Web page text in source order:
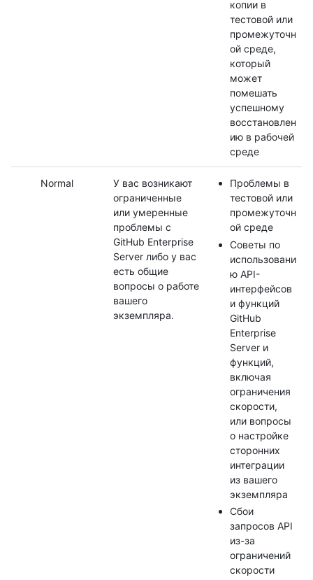
копии в
тестовой или
промежуточн
ой среде,
который
может
помешать
успешному
восстановлен
ию в рабочей
среде
Normal
У вас возникают
ограниченные
или умеренные
проблемы с
GitHub Enterprise
Server либо у вас
есть общие
вопросы о работе
вашего
экземпляра.
Проблемы в
тестовой или
промежуточн
ой среде
Советы по
использовани
ю API-
интерфейсов
и функций
GitHub
Enterprise
Server и
функций,
включая
ограничения
скорости,
или вопросы
о настройке
сторонних
интеграции
из вашего
экземпляра
Сбои
запросов API
из-за
ограничений
скорости